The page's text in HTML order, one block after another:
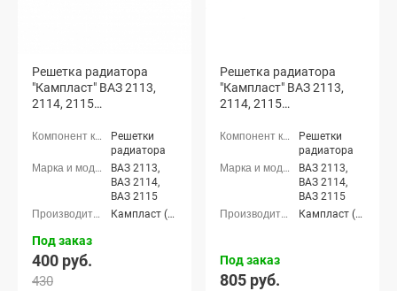
Решетка радиатора
"Кампласт" ВАЗ 2113,
2114, 2115
Решетки
радиатора
ВАЗ 2113,
ВАЗ 2114,
ВАЗ 2115
Кампласт (г. Набережные Челны)
Под заказ
400 руб.
430
Решетка радиатора
"Кампласт" ВАЗ 2113,
2114, 2115
Решетки
радиатора
ВАЗ 2113,
ВАЗ 2114,
ВАЗ 2115
Кампласт (г. Набережные Челны)
Под заказ
805 руб.